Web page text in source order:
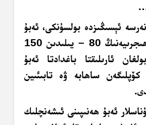
ئېسىڭىزدە بولسۇنكى، ئەبۇ
ھەنىپە ياشىغان ھىجرىيەنىڭ 80 – يىلىدىن 150
ئارىلىقتا باغدادتا ئەبۇ
كۆپلىگەن ساھابە ۋە تابىئىين
ئەبۇ ھەنىپىنى ئىشەنچلىك